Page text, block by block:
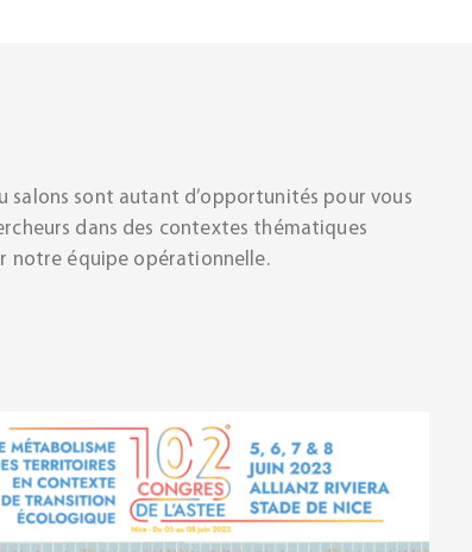
salons sont autant d’opportunités pour vous
dans des contextes thématiques
notre équipe opérationnelle.